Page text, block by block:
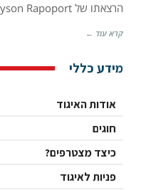
הרצאתו של Prof. Jayson Rapoport .
קרא עוד ←
מידע כללי
אודות האיגוד
חוגים
כיצד מצטרפים?
פניות לאיגוד